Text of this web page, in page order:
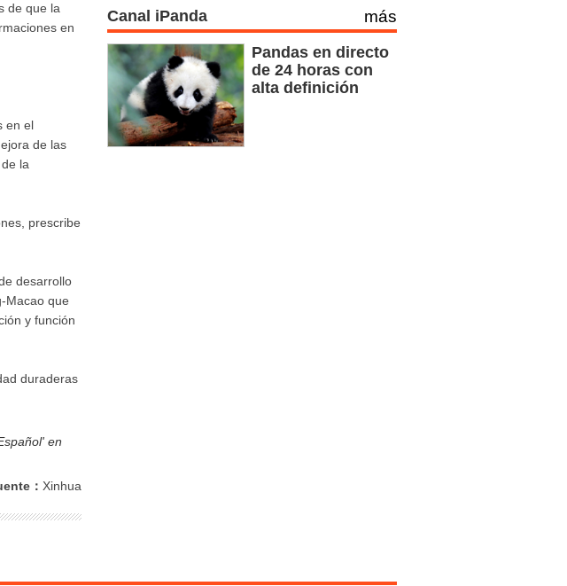
de que la
en
en el
de las
la
prescribe
desarrollo
Macao que
y función
duraderas
en
： Xinhua
Canal iPanda más
Pandas en directo
de 24 horas con
alta definición